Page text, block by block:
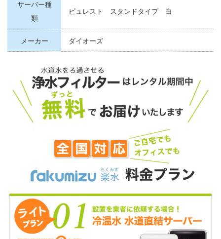
サーバー種
類
ピュレスト スタンドタイプ 白
メーカー ダイオーズ